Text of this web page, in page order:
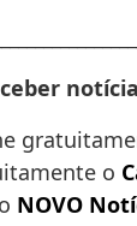
o
NOVO